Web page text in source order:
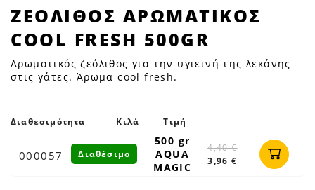
ΖΕΟΛΙΘΟΣ
ΑΡΩΜΑΤΙΚΟΣ
COOL
FRESH
500GR
ΖΕΟΛΙΘΟΣ ΑΡΩΜΑΤΙΚΟΣ
COOL FRESH 500GR
Αρωματικός ζεόλιθος για την υγιεινή της λεκάνης
στις γάτες. Άρωμα cool fresh.
Διαθεσιμότητα Κιλά Τιμή
000057
500 gr
AQUA
MAGIC
4,40 €
3,96 €
Διαθέσιμο